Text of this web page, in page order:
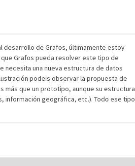
desarrollo de Grafos, últimamente estoy
Grafos pueda resolver este tipo de
necesita una nueva estructura de datos
podeis observar la propuesta de
más que un prototipo, aunque su estructura
información geográfica, etc.). Todo ese tipo